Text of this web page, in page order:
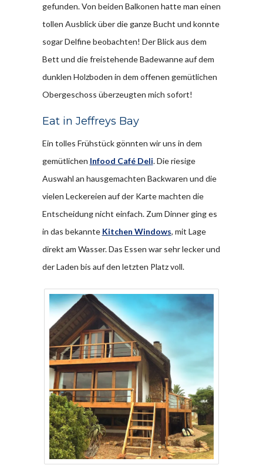
gefunden. Von beiden Balkonen hatte man einen
tollen Ausblick über die ganze Bucht und konnte
sogar Delfine beobachten! Der Blick aus dem
Bett und die freistehende Badewanne auf dem
dunklen Holzboden in dem offenen gemütlichen
Obergeschoss überzeugten mich sofort!
Eat in Jeffreys Bay
Ein tolles Frühstück gönnten wir uns in dem
gemütlichen Infood Café Deli. Die riesige
Auswahl an hausgemachten Backwaren und die
vielen Leckereien auf der Karte machten die
Entscheidung nicht einfach. Zum Dinner ging es
in das bekannte Kitchen Windows, mit Lage
direkt am Wasser. Das Essen war sehr lecker und
der Laden bis auf den letzten Platz voll.